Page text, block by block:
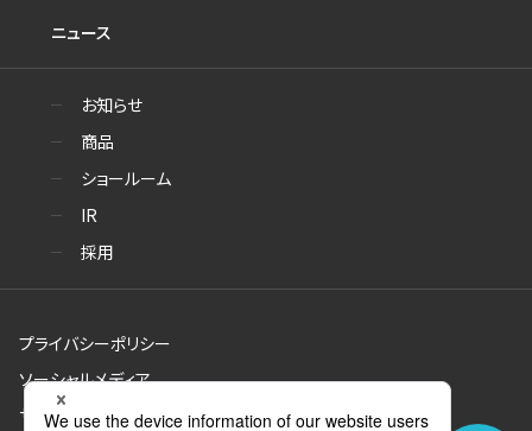
ニュース
お知らせ
商品
ショールーム
IR
採用
プライバシーポリシー
ソーシャルメディア
サイトのご利用について